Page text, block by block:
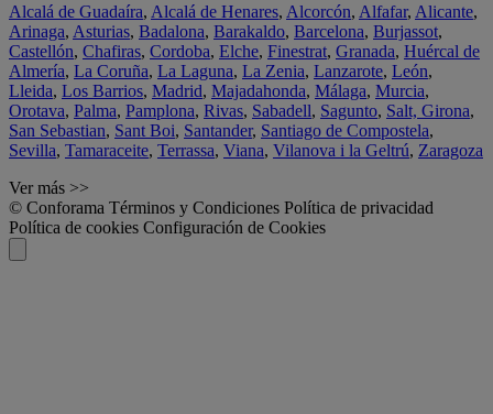
Alcalá de Guadaíra, Alcalá de Henares, Alcorcón, Alfafar, Alicante,
Arinaga, Asturias, Badalona, Barakaldo, Barcelona, Burjassot,
Castellón, Chafiras, Cordoba, Elche, Finestrat, Granada, Huércal de
Almería, La Coruña, La Laguna, La Zenia, Lanzarote, León,
Lleida, Los Barrios, Madrid, Majadahonda, Málaga, Murcia,
Orotava, Palma, Pamplona, Rivas, Sabadell, Sagunto, Salt, Girona,
San Sebastian, Sant Boi, Santander, Santiago de Compostela,
Sevilla, Tamaraceite, Terrassa, Viana, Vilanova i la Geltrú, Zaragoza
Ver más >>
© Conforama Términos y Condiciones Política de privacidad
Política de cookies Configuración de Cookies